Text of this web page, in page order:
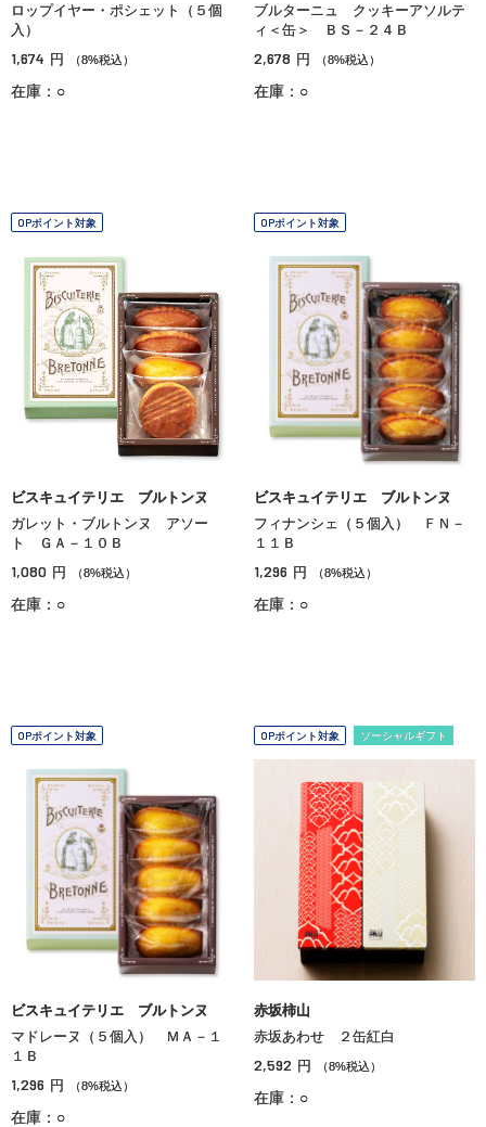
ロップイヤー・ポシェット（５個
入）
1,674 円 （8%税込）
在庫：○
ブルターニュ クッキーアソルテ
ィ＜缶＞ ＢＳ－２４Ｂ
2,678 円 （8%税込）
在庫：○
OPポイント対象
ビスキュイテリエ ブルトンヌ
ガレット・ブルトンヌ アソー
ト ＧＡ－１０Ｂ
1,080 円 （8%税込）
在庫：○
OPポイント対象
ビスキュイテリエ ブルトンヌ
フィナンシェ（５個入） ＦＮ－
１１Ｂ
1,296 円 （8%税込）
在庫：○
OPポイント対象
ビスキュイテリエ ブルトンヌ
マドレーヌ（５個入） ＭＡ－１
１Ｂ
1,296 円 （8%税込）
在庫：○
OPポイント対象 ソーシャルギフト
赤坂柿山
赤坂あわせ ２缶紅白
2,592 円 （8%税込）
在庫：○